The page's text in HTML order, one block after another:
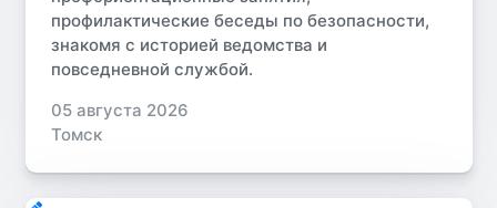
профилактические беседы по безопасности,
знакомя с историей ведомства и
повседневной службой.
05 августа 2026
Томск